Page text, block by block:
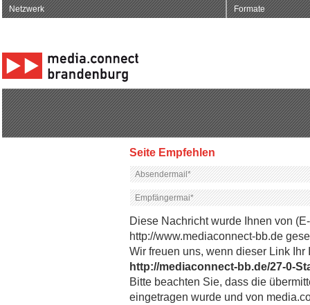
Netzwerk Formate
Seite Empfehlen
Diese Nachricht wurde Ihnen von
http://www.mediaconnect-bb.de
Wir freuen uns, wenn dieser Link Ihr
http://mediaconnect-bb.de/27-0-
Bitte beachten Sie, dass die
eingetragen wurde und von